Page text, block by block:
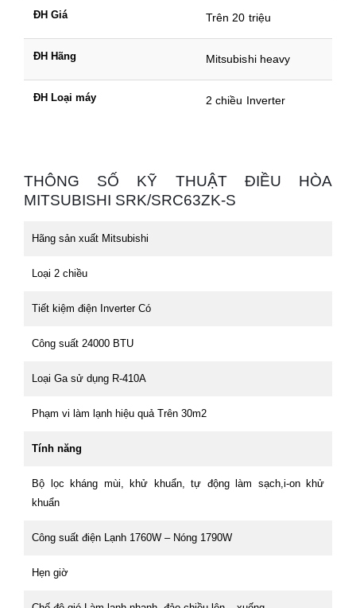
ĐH Giá Trên 20 triệu
ĐH Hãng Mitsubishi heavy
ĐH Loại máy 2 chiều Inverter
THÔNG SỐ KỸ THUẬT ĐIỀU HÒA
MITSUBISHI SRK/SRC63ZK-S
Hãng sản xuất Mitsubishi
Loại 2 chiều
Tiết kiệm điện Inverter Có
Công suất 24000 BTU
Loại Ga sử dụng R-410A
Phạm vi làm lạnh hiệu quả Trên 30m2
Tính năng
Bộ lọc kháng mùi, khử khuẩn, tự động làm sạch,i-on khử
khuẩn
Công suất điện Lạnh 1760W – Nóng 1790W
Hẹn giờ